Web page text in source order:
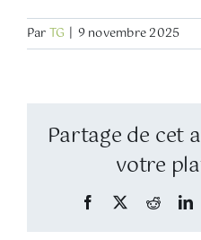
ParTG | 9 novembre 2025
Partage de cet
votre
Facebook
TwitterReddit